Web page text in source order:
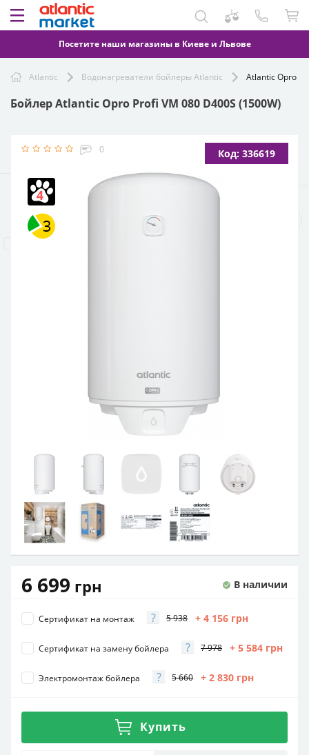
Посетите наши магазины в Киеве и Львове
Atlantic Водонагреватели бойлеры Atlantic Atlantic Opro
Бойлер Atlantic Opro Profi VM 080 D400S (1500W)
0 Код: 336619
В наличии
6 699 грн
Сертификат на монтаж ? 5 938 + 4 156 грн
Сертификат на замену бойлера ? 7 978 + 5 584 грн
Электромонтаж бойлера ? 5 660 + 2 830 грн
Купить